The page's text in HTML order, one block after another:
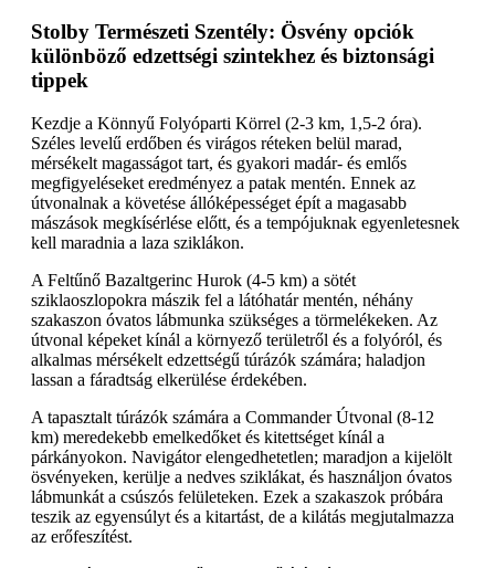
Stolby Természeti Szentély: Ösvény opciók
különböző edzettségi szintekhez és biztonsági
tippek
Kezdje a Könnyű Folyóparti Körrel (2-3 km, 1,5-2 óra).
Széles levelű erdőben és virágos réteken belül marad,
mérsékelt magasságot tart, és gyakori madár- és emlős
megfigyeléseket eredményez a patak mentén. Ennek az
útvonalnak a követése állóképességet épít a magasabb
mászások megkísérlése előtt, és a tempójuknak egyenletesnek
kell maradnia a laza sziklákon.
A Feltűnő Bazaltgerinc Hurok (4-5 km) a sötét
sziklaoszlopokra mászik fel a látóhatár mentén, néhány
szakaszon óvatos lábmunka szükséges a törmelékeken. Az
útvonal képeket kínál a környező területről és a folyóról, és
alkalmas mérsékelt edzettségű túrázók számára; haladjon
lassan a fáradtság elkerülése érdekében.
A tapasztalt túrázók számára a Commander Útvonal (8-12
km) meredekebb emelkedőket és kitettséget kínál a
párkányokon. Navigátor elengedhetetlen; maradjon a kijelölt
ösvényeken, kerülje a nedves sziklákat, és használjon óvatos
lábmunkát a csúszós felületeken. Ezek a szakaszok próbára
teszik az egyensúlyt és a kitartást, de a kilátás megjutalmazza
az erőfeszítést.